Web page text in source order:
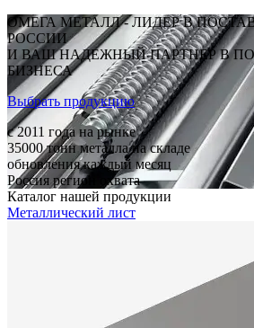
ОМЕГА МЕТАЛЛ - ЛИДЕР В
РОССИИ
И ВАШ НАДЕЖНЫЙ ПАРТНЕР В
БИЗНЕСА
Выбрать продукцию
c 2011 года на рынке
35000 тонн металла на складе
обновления каждый месяц
Россия регион охвата
Каталог нашей продукции
Металлический лист